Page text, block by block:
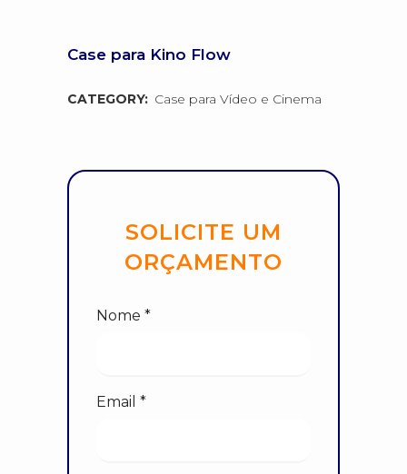
Case para Kino Flow
CATEGORY: Case para Vídeo e Cinema
SOLICITE UM
ORÇAMENTO
Nome *
Email *